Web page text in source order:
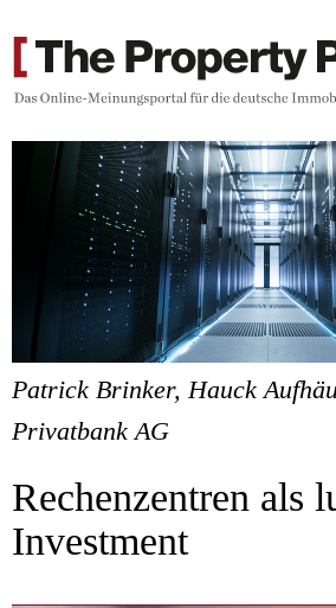
Patrick Brinker, Hauck
Privatbank AG
Rechenzentren als
Investment